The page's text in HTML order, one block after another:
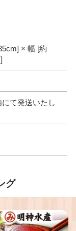
× 幅 [約
て発送いたし
グ